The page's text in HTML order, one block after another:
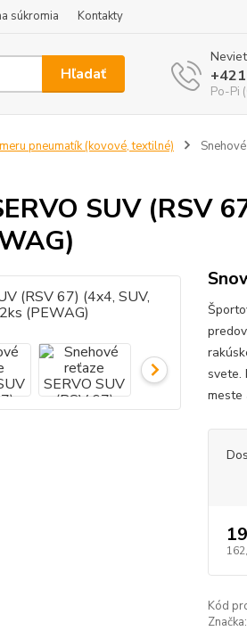
súkromia Kontakty
Hľadať
Po-Pi
pneumatík (kovové, textilné)
SUV (RSV
svete.
meste
Kód
Značka: